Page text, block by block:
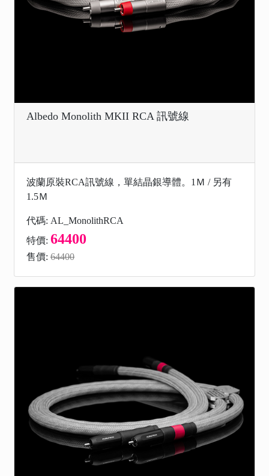
Albedo Monolith MKII RCA 訊號線
波蘭原裝RCA訊號線，單結晶銀導體。1Ｍ / 另有
1.5Ｍ
代碼: AL_MonolithRCA
特價: 64400
售價: 64400